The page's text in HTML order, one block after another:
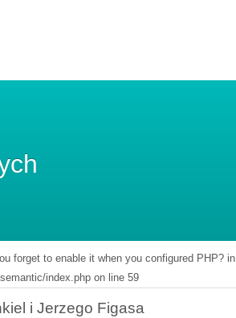
forget to enable it when you configured PHP? in
index.php on line 59
i Jerzego Figasa